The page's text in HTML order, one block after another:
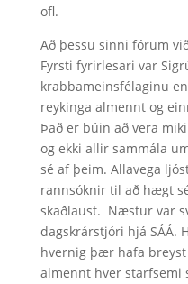
ofl.
Að þessu sinni fórum
Fyrsti fyrirlesari var
krabbameinsfélaginu
reykinga almennt og
Það er búin að vera
og ekki allir sammála
sé af þeim. Allavega
rannsóknir til að hægt
skaðlaust. Næstur var
dagskrárstjóri hjá SÁÁ.
hvernig þær hafa
almennt hver starfsemi